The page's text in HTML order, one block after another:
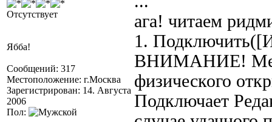
Отсутствует
Ябба!
Сообщений: 317
Местоположение: г.Москва
Зарегистрирован: 14. Августа
2006
Пол:
ага! читаем
1.
ВНИМАНИЕ!
физического
Подключает